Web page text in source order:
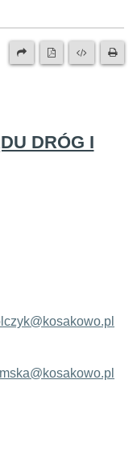
DRÓG I